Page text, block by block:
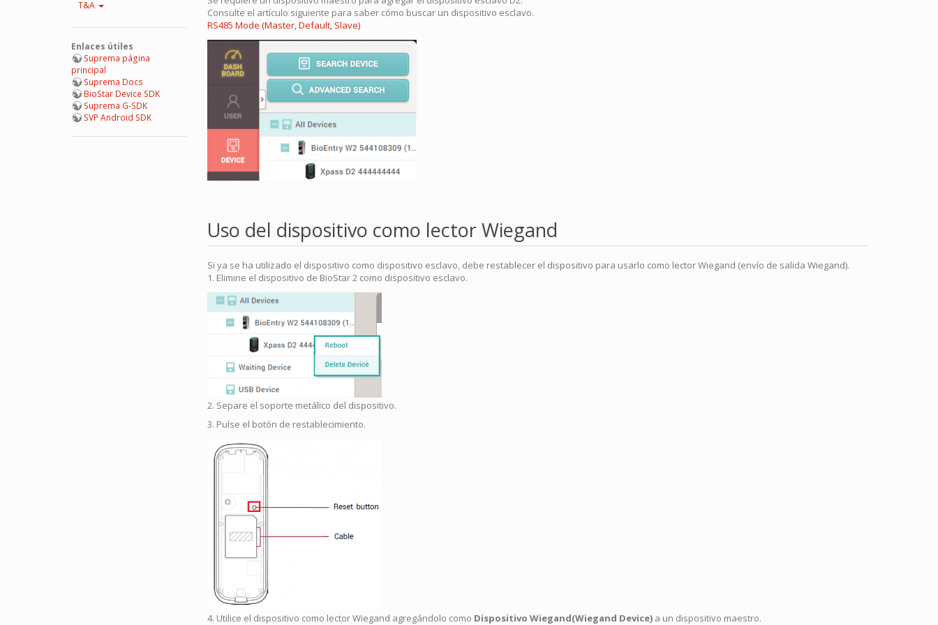
T&A
Enlaces útiles
Suprema página
principal
Suprema Docs
BioStar Device SDK
Suprema G-SDK
SVP Android SDK
Consulte el artículo siguiente para saber cómo buscar un dispositivo esclavo.
RS485 Mode (Master, Default, Slave)
Uso del dispositivo como lector Wiegand
Si ya se ha utilizado el dispositivo como dispositivo esclavo, debe restablecer el dispositivo para usarlo como lector Wiegand (envío de salida Wiegand).
1. Elimine el dispositivo de BioStar 2 como dispositivo esclavo.
2. Separe el soporte metálico del dispositivo.
3. Pulse el botón de restablecimiento.
4. Utilice el dispositivo como lector Wiegand agregándolo como Dispositivo Wiegand(Wiegand Device) a un dispositivo maestro.